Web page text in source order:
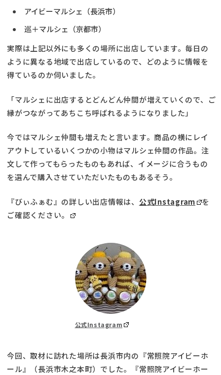
アイビーマルシェ（長浜市）
巡＋マルシェ（京都市）
実際は上記以外にも多くの場所に出店しています。毎日の
ように異なる地域で出店しているので、どのように情報を
得ているのか伺いました。
「マルシェに出店するとどんどん仲間が増えていくので、こ゚
縁がつながってあちこち呼ばれるようになりました」
今ではマルシェ仲間も増えたと言います。商品の横にレイ
アウトしているいくつかの小物はマルシェ仲間の作品。注
文して作ってもらったものもあれば、イメージに合うもの
を選んで購入させていただいたものもあるそう。
『びぃふぁむ』の詳しい出店情報は、 公式Instagram
を
ご確認ください。
公式Instagram
今回、取材に訪れた場所は長浜市内の『常照院アイビーホ
ール』（長浜市木之本町）でした。『常照院アイビーホー